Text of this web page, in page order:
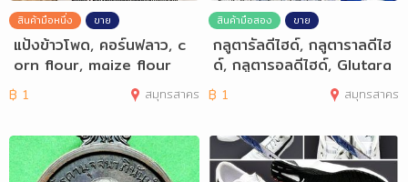
สินค้ามือหนึ่ง ขาย
แป้งข้าวโพด, คอร์นฟลาว, c
orn flour, maize flour
฿ 1 สมุทรสาคร
สินค้ามือสอง ขาย
กลูตารัลดีไฮด์, กลูตาราลดีไฮ
ด์, กลูตารอลดีไฮด์, Glutara
ldehy
฿ 1 สมุทรสาคร